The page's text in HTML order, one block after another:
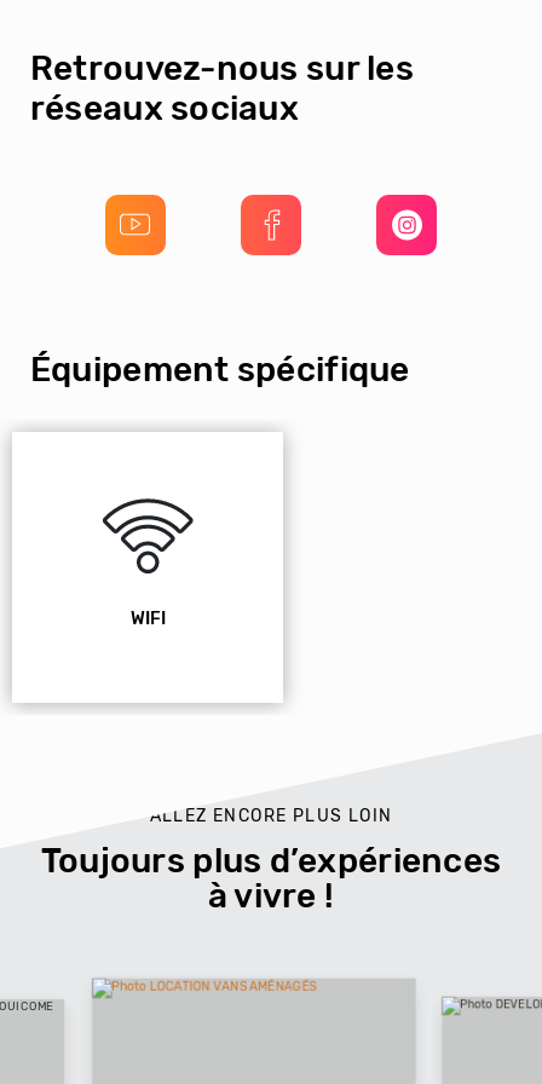
Équipement spécifique
WIFI
Retrouvez-nous sur les
réseaux sociaux
ALLEZ ENCORE PLUS LOIN
Toujours plus d’expériences
à vivre !